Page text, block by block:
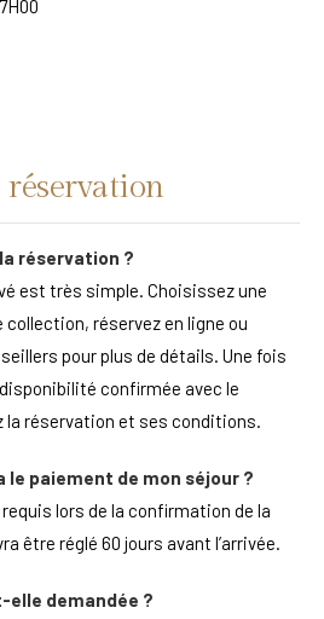
réservation ?
est très simple. Choisissez une
réservez en ligne ou
pour plus de détails. Une fois
confirmée avec le
la réservation et ses conditions.
le paiement de mon séjour ?
lors de la confirmation de la
être réglé 60 jours avant l’arrivée.
elle demandée ?